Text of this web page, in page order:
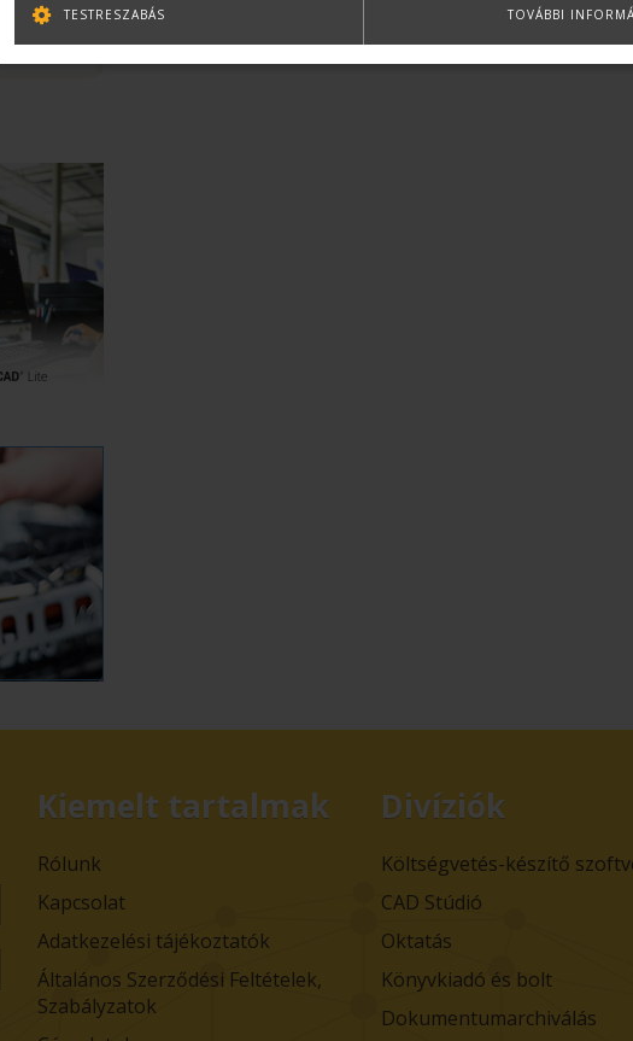
Kiemelt tartalmak
Rólunk
Kapcsolat
Adatkezelési tájékoztatók
Általános Szerződési Feltételek,
Szabályzatok
Divíziók
Költségvetés-készítő
CAD Stúdió
Oktatás
Könyvkiadó és bolt
Dokumentumarchiválás
TESTRESZABÁS TOVÁBBI